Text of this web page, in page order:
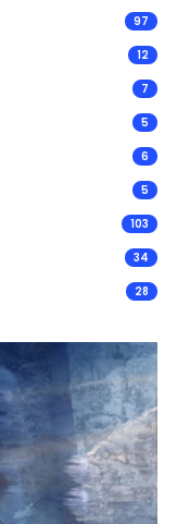
97
12
7
5
6
5
103
34
28